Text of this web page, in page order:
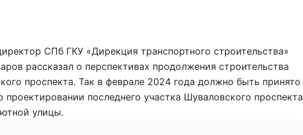
СПб ГКУ «Дирекция транспортного строительства»
рассказал о перспективах продолжения строительства
проспекта. Так в феврале 2024 года должно быть принято
проектировании последнего участка Шуваловского проспекта
улицы.